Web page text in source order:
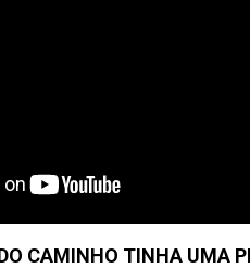
CAMINHO TINHA UMA